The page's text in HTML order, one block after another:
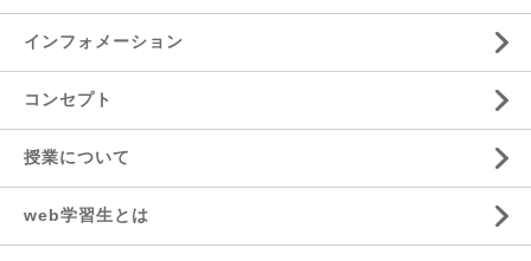
インフォメーション
コンセプト
授業について
web学習生とは